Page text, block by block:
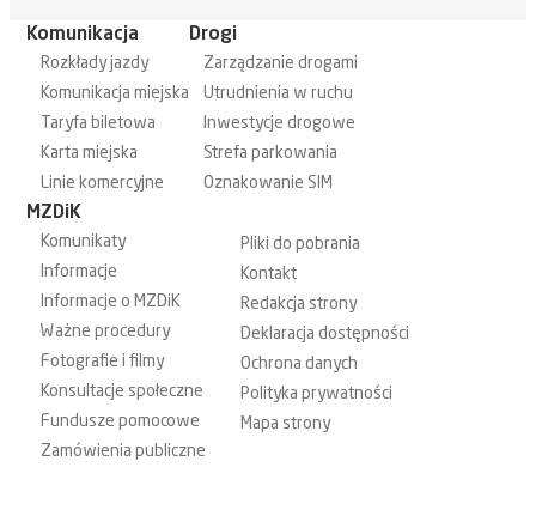
Komunikacja
Rozkłady jazdy
Komunikacja miejska
Taryfa biletowa
Karta miejska
Linie komercyjne
Drogi
Zarządzanie drogami
Utrudnienia w ruchu
Inwestycje drogowe
Strefa parkowania
Oznakowanie SIM
MZDiK
Komunikaty
Informacje
Informacje o MZDiK
Ważne procedury
Fotografie i filmy
Konsultacje społeczne
Fundusze pomocowe
Zamówienia publiczne
Pliki do pobrania
Kontakt
Redakcja strony
Deklaracja dostępności
Ochrona danych
Polityka prywatności
Mapa strony